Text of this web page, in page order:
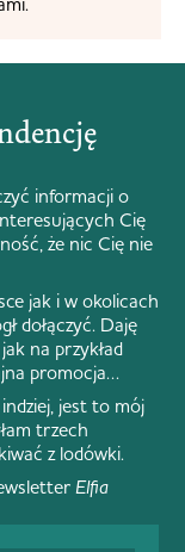
informacji o
Cię
że nic Cię nie
jak i w okolicach
dołączyć. Daję
na przykład
promocja…
jest to mój
trzech
z lodówki.
Elfia